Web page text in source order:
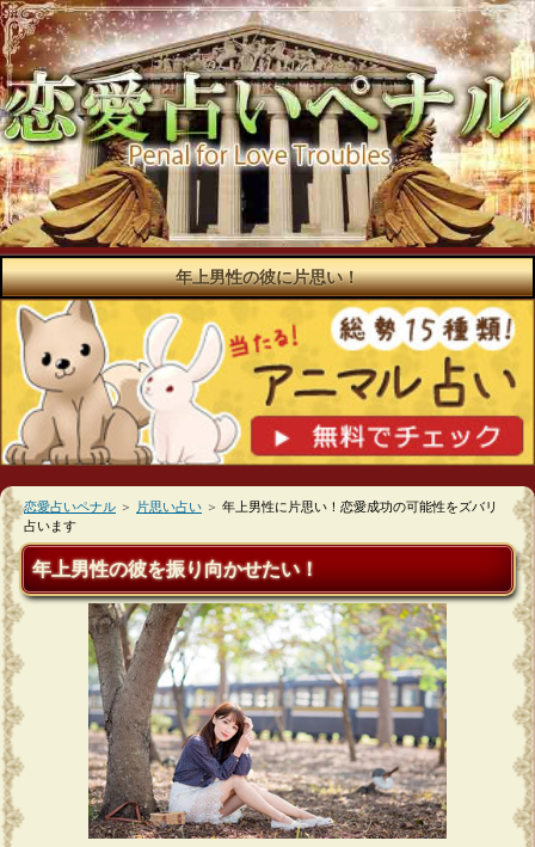
年上男性の彼に片思い！
恋愛占いペナル ＞ 片思い占い ＞ 年上男性に片思い！恋愛成功の可能性をズバリ
占います
年上男性の彼を振り向かせたい！